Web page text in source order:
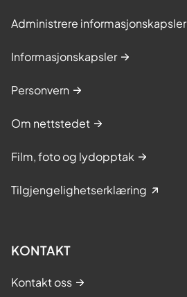
Administrere informasjonskapsler
Informasjonskapsler
Personvern
Om nettstedet
Film, foto og lydopptak
Tilgjengelighetserklæring
KONTAKT
Kontakt oss